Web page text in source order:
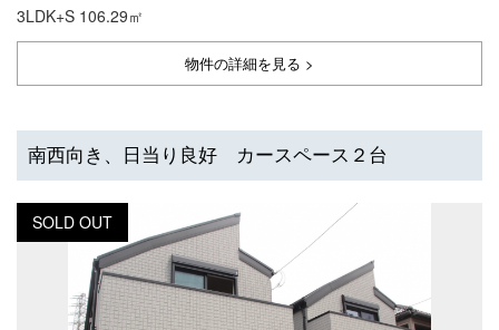
3LDK+S 106.29㎡
物件の詳細を見る >
南西向き、日当り良好 カースペース２台
SOLD OUT